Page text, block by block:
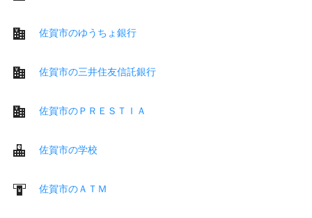
佐賀市のゆうちょ銀行
佐賀市の三井住友信託銀行
佐賀市のＰＲＥＳＴＩＡ
佐賀市の学校
佐賀市のＡＴＭ